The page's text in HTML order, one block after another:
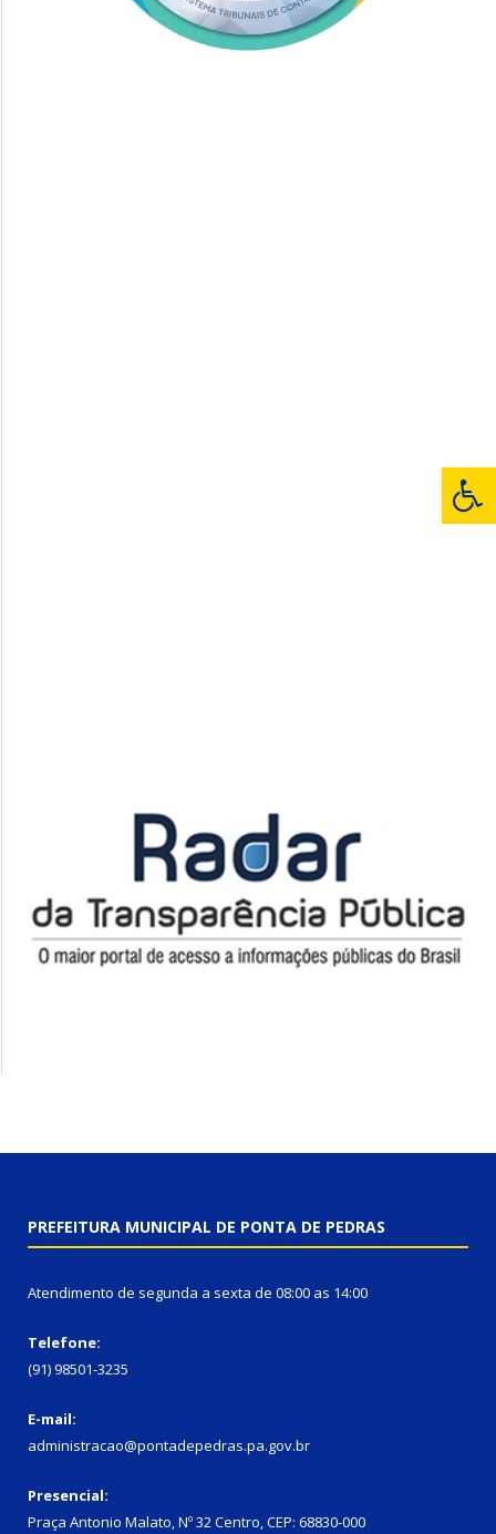
PREFEITURA MUNICIPAL DE PONTA DE PEDRAS
Atendimento de segunda a sexta de 08:00 as 14:00
Telefone:
(91) 98501-3235
E-mail:
administracao@pontadepedras.pa.gov.br
Presencial:
Praça Antonio Malato, Nº 32 Centro, CEP: 68830-000